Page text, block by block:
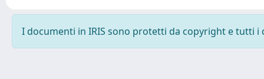
I documenti in IRIS sono protetti da copyright e tutti